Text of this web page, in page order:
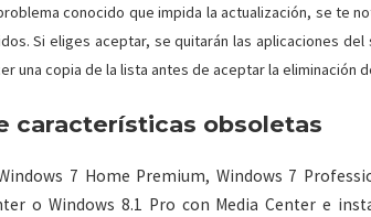
conocido que impida la actualización, se te
Si eliges aceptar, se quitarán las aplicaciones
una copia de la lista antes de aceptar la eliminación
características obsoletas
7 Home Premium, Windows 7
o Windows 8.1 Pro con Media Center e